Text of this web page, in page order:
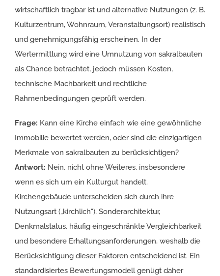
wirtschaftlich tragbar ist und alternative Nutzungen (z. B.
Kulturzentrum, Wohnraum, Veranstaltungsort) realistisch
und genehmigungsfähig erscheinen. In der
Wertermittlung wird eine Umnutzung von sakralbauten
als Chance betrachtet, jedoch müssen Kosten,
technische Machbarkeit und rechtliche
Rahmenbedingungen geprüft werden.
Frage: Kann eine Kirche einfach wie eine gewöhnliche
Immobilie bewertet werden, oder sind die einzigartigen
Merkmale von sakralbauten zu berücksichtigen?
Antwort: Nein, nicht ohne Weiteres, insbesondere
wenn es sich um ein Kulturgut handelt.
Kirchengebäude unterscheiden sich durch ihre
Nutzungsart („kirchlich“), Sonderarchitektur,
Denkmalstatus, häufig eingeschränkte Vergleichbarkeit
und besondere Erhaltungsanforderungen, weshalb die
Berücksichtigung dieser Faktoren entscheidend ist. Ein
standardisiertes Bewertungsmodell genügt daher